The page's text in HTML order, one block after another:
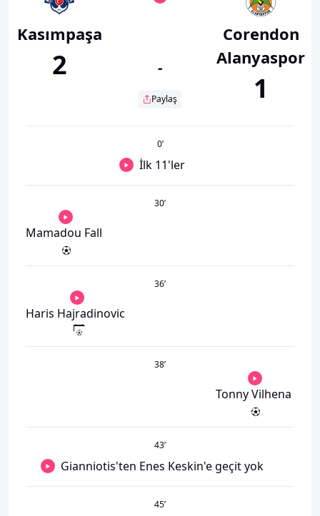
Kasımpaşa
2 -
Paylaş
Corendon
Alanyaspor
1
0’
İlk 11'ler
30’
Mamadou Fall
36’
Haris Hajradinovic
38’
Tonny Vilhena
43’
Gianniotis'ten Enes Keskin'e geçit yok
45’